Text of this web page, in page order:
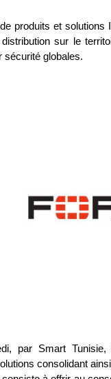
produits et solutions
sur le
sécurité globales.
par Smart
consolidant